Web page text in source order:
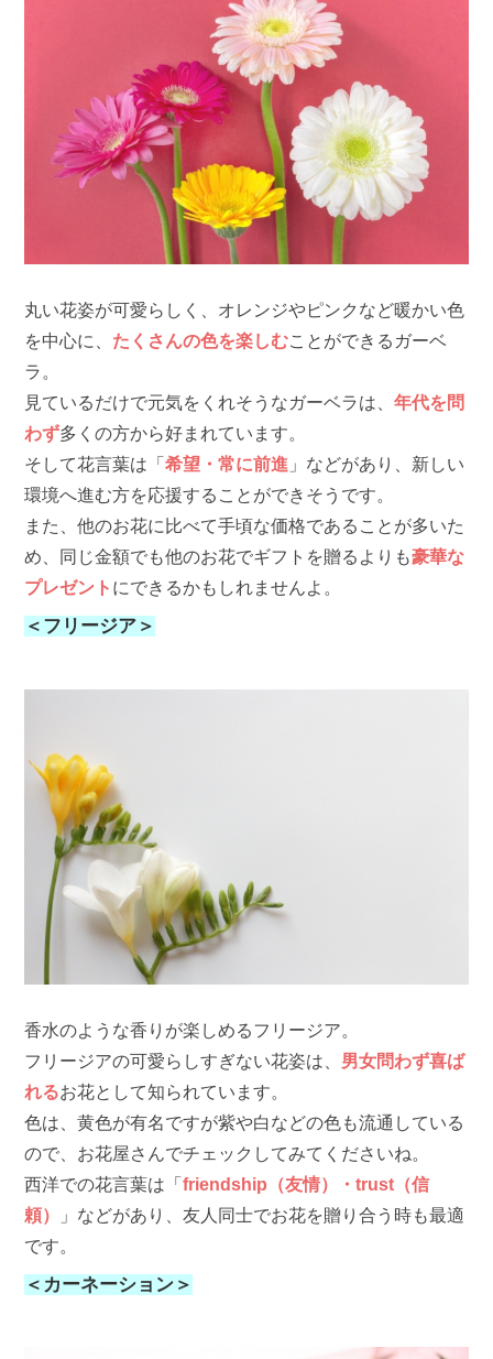
丸い花姿が可愛らしく、オレンジやピンクなど暖かい色
を中心に、 たくさんの色を楽しむことができるガーベ
ラ。
見ているだけで元気をくれそうなガーベラは、年代を問
わず多くの方から好まれています。
そして花言葉は「希望・常に前進 」などがあり、新しい
環境へ進む方を応援することができそうです。
また、他のお花に比べて手頃な価格であることが多いた
め、同じ金額でも他のお花でギフトを贈るよりも豪華な
プレゼント にできるかもしれませんよ。
＜フリージア＞
香水のような香りが楽しめるフリージア。
フリージアの可愛らしすぎない花姿は、 男女問わず喜ば
れるお花として知られています。
色は、黄色が有名ですが紫や白などの色も流通している
ので、お花屋さんでチェックしてみてくださいね。
西洋での花言葉は「friendship（友情）・trust（信
頼）
」などがあり、友人同士でお花を贈り合う時も最適
です。
＜カーネーション＞